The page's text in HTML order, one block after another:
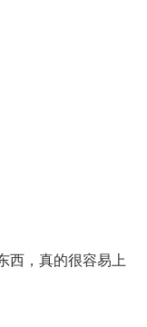
西，真的很容易上